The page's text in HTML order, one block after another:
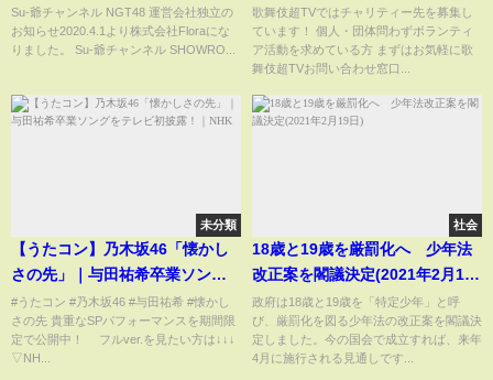
奈
Su-爺チャンネル NGT48 運営会社独立の
お知らせ2020.4.1より株式会社Floraにな
りました。 Su-爺チャンネル SHOWRO...
打上げに潜入
歌舞伎超TVではチャリティー先を募集し
ています！ 個人・団体問わずボランティ
ア活動を求めている方 まずはお気軽に歌
舞伎超TVお問い合わせ窓口...
未分類
【うたコン】乃木坂46「懐かし
さの先」｜与田祐希卒業ソング
をテレビ初披露！｜NHK
#うたコン #乃木坂46 #与田祐希 #懐かし
さの先 貴重なSPパフォーマンスを期間限
定で公開中！ フルver.を見たい方は↓↓↓
▽NH...
社会
18歳と19歳を厳罰化へ 少年法
改正案を閣議決定(2021年2月19
日)
政府は18歳と19歳を「特定少年」と呼
び、厳罰化を図る少年法の改正案を閣議決
定しました。今の国会で成立すれば、来年
4月に施行される見通しです...